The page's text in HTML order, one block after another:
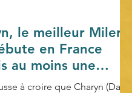
le meilleur Miler
en France
au moins une
à croire que Charyn (Dark